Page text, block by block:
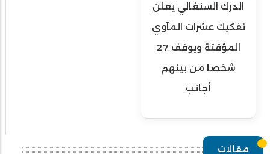
الدرك السنغالي يعلن
تفكيك عشرات المآوي
المؤقتة ويوقف 27
شخصا من بينهم
أجانب
مقالات